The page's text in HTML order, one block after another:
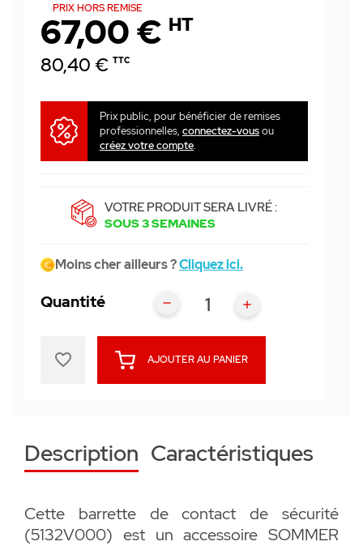
PRIX HORS REMISE
67,00 € HT
80,40 € TTC
Prix public, pour bénéficier de remises
professionnelles, connectez-vousou
créez votre compte.
VOTRE PRODUIT SERA LIVRÉ :
SOUS 3 SEMAINES
Moins cher ailleurs ?Cliquez ici.
Quantité
AJOUTER AU PANIER
favorite_border
Description Caractéristiques
Cette barrette de contact de sécurité
(5132V000) est un accessoire SOMMER